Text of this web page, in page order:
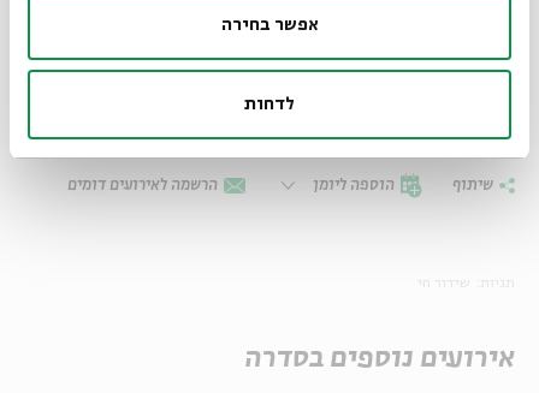
אפשר בחירה
לדחות
* Each session is based on sources that are
שיתוף הוספה ליומן הרשמה לאירועים דומים
אירועים נוספים בסדרה